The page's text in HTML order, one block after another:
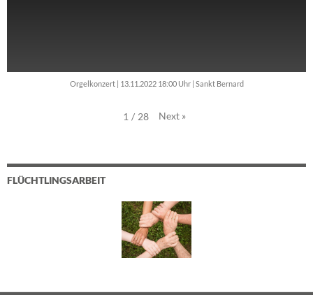
Orgelkonzert | 13.11.2022 18:00 Uhr | Sankt Bernard
1 / 28 Next »
FLÜCHTLINGSARBEIT